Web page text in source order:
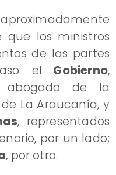
aproximadamente
que los ministros
de las partes
el Gobierno,
abogado de la
La Araucanía, y
, representados
por un lado;
, por otro.